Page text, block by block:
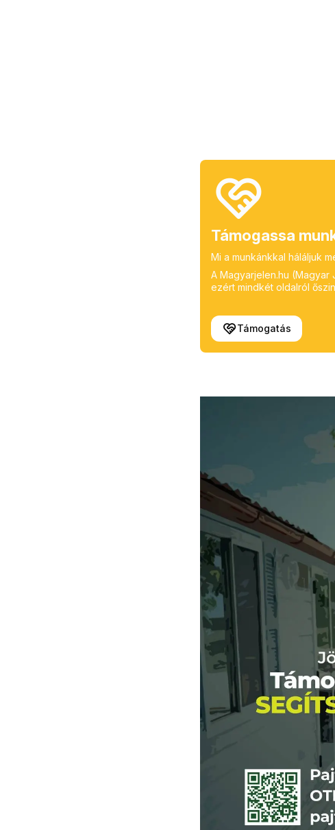
Támogassa
Mi a munkánkkal háláljuk
A Magyarjelen.hu (Magyar
ezért mindkét oldalról
Támogatás